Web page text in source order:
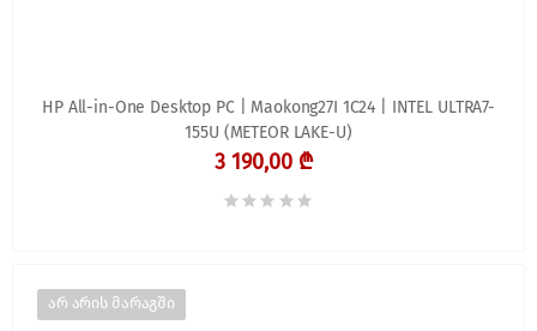
HP All-in-One Desktop PC | Maokong27I 1C24 | INTEL ULTRA7-
155U (METEOR LAKE-U)
3 190,00 ₾
არ არის მარაგში